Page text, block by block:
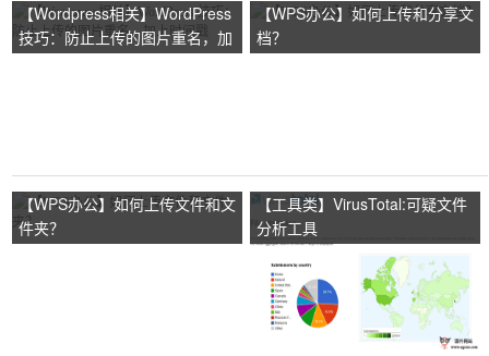
【Wordpress相关】WordPress
技巧：防止上传的图片重名，加
上时间戳
【WPS办公】如何上传和分享文
档？
【WPS办公】如何上传文件和文
件夹？
【工具类】VirusTotal:可疑文件
分析工具